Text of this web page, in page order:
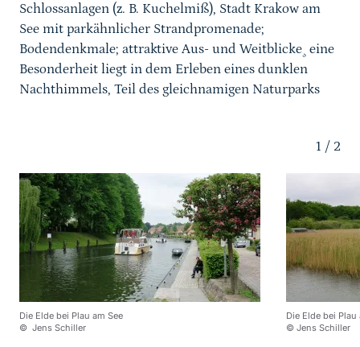
Schlossanlagen (z. B. Kuchelmiß), Stadt Krakow am
See mit parkähnlicher Strandpromenade;
Bodendenkmale; attraktive Aus- und Weitblicke¸ eine
Besonderheit liegt in dem Erleben eines dunklen
Nachthimmels, Teil des gleichnamigen Naturparks
1 / 2
Die Elde bei Plau am See
© Jens Schiller
Die Elde bei Plau
© Jens Schiller